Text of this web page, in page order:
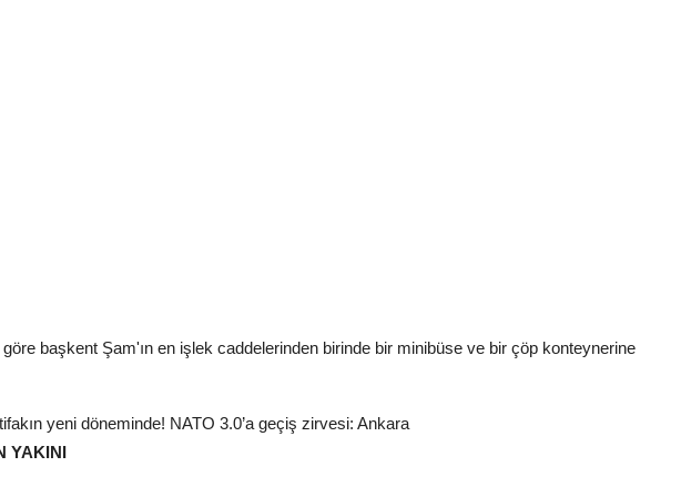
başkent Şam'ın en işlek caddelerinden birinde bir minibüse ve bir çöp konteynerine
yeni döneminde! NATO 3.0’a geçiş zirvesi: Ankara
YAKINI